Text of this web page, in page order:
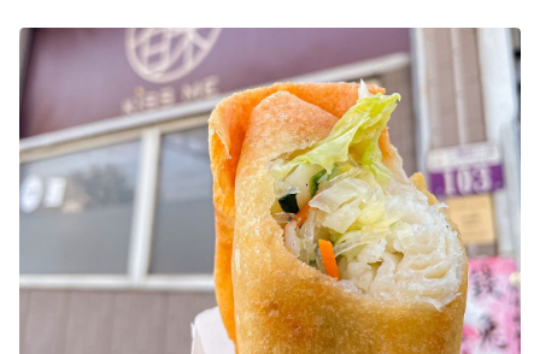
초 하루에 타이중 사원에서 참배하고 큰 행운과 대박 기운
을 만나세요 旱溪乐成宫‌ 地址：台中市东区旱溪街48号
大甲镇澜宫 地址：台中市大甲区顺天路158号 只要
Tag@taichungtravels 就有机会让你的美照在大玩台中
FB、IG、微博及台中观光旅游网上曝光喔！
#taichungtravels #travel #scenery #Landscape #taiwan
#taichung #discovertaichung #여행 #풍경 #観光 #旅行 #
风景 #台中 #大玩台中 #台中景点 #打卡景点 #台中风景 #
台中庙宇 #旱溪乐成宫 #大甲镇澜宫